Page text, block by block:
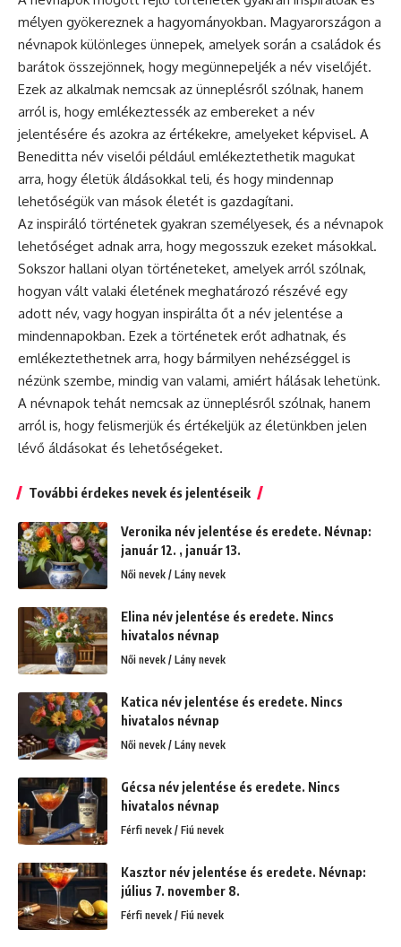
mélyen gyökereznek a hagyományokban. Magyarországon a
névnapok különleges ünnepek, amelyek során a családok és
barátok összejönnek, hogy megünnepeljék a név viselőjét.
Ezek az alkalmak nemcsak az ünneplésről szólnak, hanem
arról is, hogy emlékeztessék az embereket a név
jelentésére és azokra az értékekre, amelyeket képvisel. A
Beneditta név viselői például emlékeztethetik magukat
arra, hogy életük áldásokkal teli, és hogy mindennap
lehetőségük van mások életét is gazdagítani.
Az inspiráló történetek gyakran személyesek, és a névnapok
lehetőséget adnak arra, hogy megosszuk ezeket másokkal.
Sokszor hallani olyan történeteket, amelyek arról szólnak,
hogyan vált valaki életének meghatározó részévé egy
adott név, vagy hogyan inspirálta őt a név jelentése a
mindennapokban. Ezek a történetek erőt adhatnak, és
emlékeztethetnek arra, hogy bármilyen nehézséggel is
nézünk szembe, mindig van valami, amiért hálásak lehetünk.
A névnapok tehát nemcsak az ünneplésről szólnak, hanem
arról is, hogy felismerjük és értékeljük az életünkben jelen
lévő áldásokat és lehetőségeket.
További érdekes nevek és jelentéseik
Veronika név jelentése és eredete. Névnap:
január 12. , január 13.
Női nevek / Lány nevek
Elina név jelentése és eredete. Nincs
hivatalos névnap
Női nevek / Lány nevek
Katica név jelentése és eredete. Nincs
hivatalos névnap
Női nevek / Lány nevek
Gécsa név jelentése és eredete. Nincs
hivatalos névnap
Férfi nevek / Fiú nevek
Kasztor név jelentése és eredete. Névnap:
július 7. november 8.
Férfi nevek / Fiú nevek